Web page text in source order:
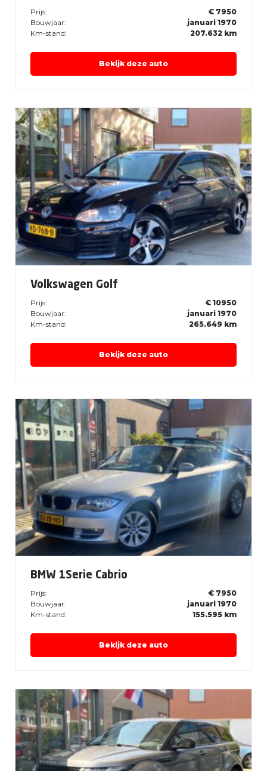
Prijs:
€ 7950
Bouwjaar:
januari 1970
Km-stand:
207.632 km
Bekijk deze auto
Volkswagen Golf
Prijs:
€ 10950
Bouwjaar:
januari 1970
Km-stand:
265.649 km
Bekijk deze auto
BMW 1Serie Cabrio
Prijs:
€ 7950
Bouwjaar:
januari 1970
Km-stand:
155.595 km
Bekijk deze auto